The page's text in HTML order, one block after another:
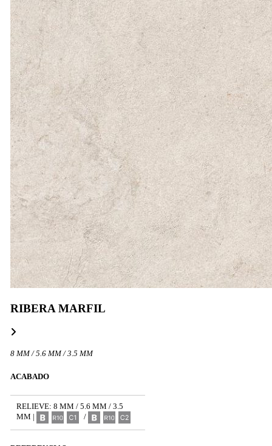
RIBERA MARFIL
8 MM / 5.6 MM / 3.5 MM
ACABADO
RELIEVE: 8 MM / 5.6 MM / 3.5
MM |
/